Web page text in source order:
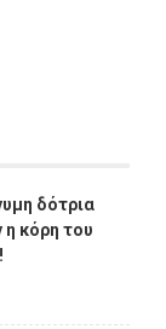
δότρια
κόρη του